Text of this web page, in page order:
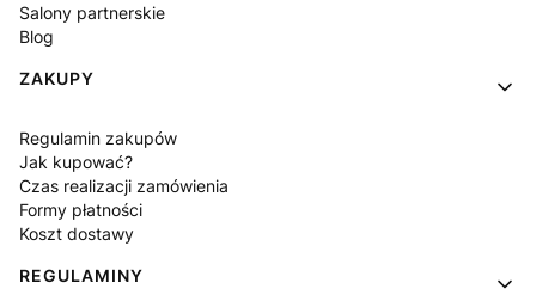
Salony partnerskie
Blog
ZAKUPY
Regulamin zakupów
Jak kupować?
Czas realizacji zamówienia
Formy płatności
Koszt dostawy
REGULAMINY